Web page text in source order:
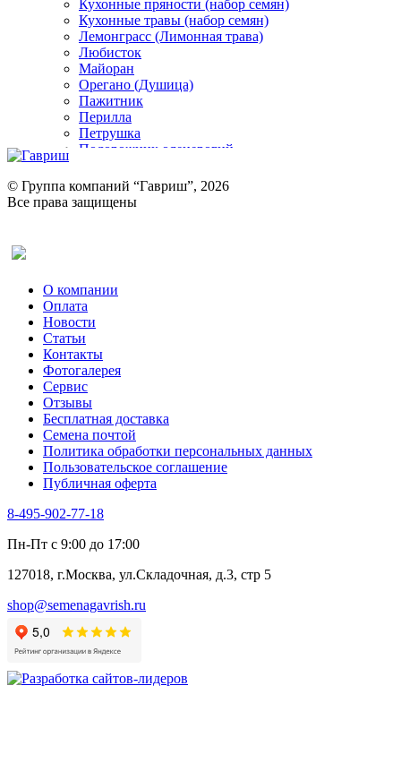
Кухонные пряности (набор семян)
Кухонные травы (набор семян)
Лемонграсс (Лимонная трава)
Любисток
Майоран
Орегано (Душица)
Пажитник
Перилла
Петрушка
Подорожник оленерогий
Ревень
Рукола
Рута
Тмин
Трава для чая
Туласи
Укроп
Фенхель пряный
Хризантема овощная
Цикорий пряный
Цикорий салатный (Витлуф)
Черемша
Шпинат
Щавель
Эндивий
Эстрагон
Алтей
Анис
Бессмертник
Валериана
Валерианелла
Гибискус лекарственный
Девясил
Душица
Змееголовник
© Группа компаний “Гавриш”, 2026
Все права защищены
О компании
Оплата
Новости
Статьи
Контакты
Фотогалерея​
Сервис
Отзывы
Бесплатная доставка
Семена почтой
Политика обработки персональных данных
Пользовательское соглашение
Публичная оферта
8-495-902-77-18
Пн-Пт с 9:00 до 17:00
127018, г.Москва, ул.Складочная, д.3, стр 5
shop@semenagavrish.ru